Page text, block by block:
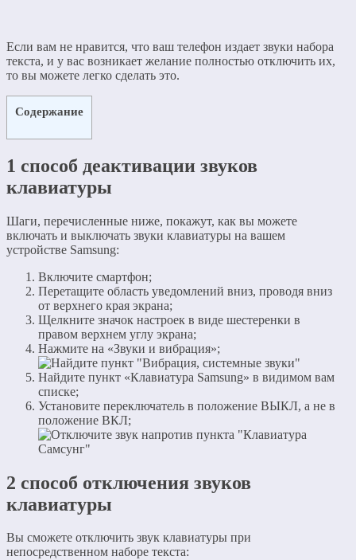
Если вам не нравится, что ваш телефон издает звуки набора
текста, и у вас возникает желание полностью отключить их,
то вы можете легко сделать это.
Содержание
1 способ деактивации звуков
клавиатуры
Шаги, перечисленные ниже, покажут, как вы можете
включать и выключать звуки клавиатуры на вашем
устройстве Samsung:
Включите смартфон;
Перетащите область уведомлений вниз, проводя вниз
от верхнего края экрана;
Щелкните значок настроек в виде шестеренки в
правом верхнем углу экрана;
Нажмите на «Звуки и вибрация»;
Найдите пункт «Клавиатура Samsung» в видимом вам
списке;
Установите переключатель в положение ВЫКЛ, а не в
положение ВКЛ;
2 способ отключения звуков
клавиатуры
Вы сможете отключить звук клавиатуры при
непосредственном наборе текста: